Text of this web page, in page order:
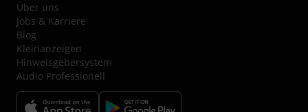
Über uns
Jobs & Karriere
Blog
Kleinanzeigen
Hinweisgebersystem
Audio Professionell